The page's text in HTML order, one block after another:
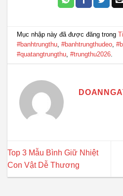
Mục nhập này đã được đăng trong
#banhtrungthu,#banhtrungthudeo,
#quatangtrungthu,#trungthu2026.
Top 3 Mẫu Bình Giữ Nhiệt
Con Vật Dễ Thương